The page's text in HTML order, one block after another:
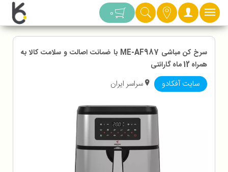
دسته بندی 0
سرخ کن مباشی ME-AF987 با ضمانت اصالت و سلامت کالا به
همراه 12 ماه گارانتی
سایت آفکادو سراسر ایران